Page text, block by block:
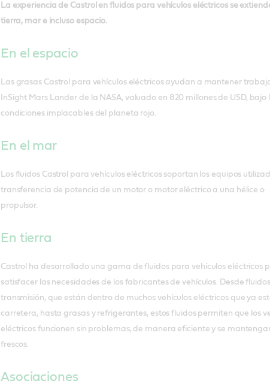
La experiencia de Castrol en fluidos para vehículos eléctricos se
tierra, mar e incluso espacio.
En el espacio
Las grasas Castrol para vehículos eléctricos ayudan a mantener
InSight Mars Lander de la NASA, valuado en 820 millones de USD, bajo
condiciones implacables del planeta rojo.
En el mar
Los fluidos Castrol para vehículos eléctricos soportan los equipos
transferencia de potencia de un motor o motor eléctrico a una hélice o
propulsor.
En tierra
Castrol ha desarrollado una gama de fluidos para vehículos eléctricos
satisfacer las necesidades de los fabricantes de vehículos. Desde
transmisión, que están dentro de muchos vehículos eléctricos que ya
carretera, hasta grasas y refrigerantes, estos fluidos permiten que los
eléctricos funcionen sin problemas, de manera eficiente y se
frescos.
Asociaciones